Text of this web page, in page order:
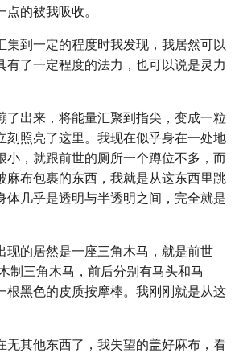
的被我吸收。
集到一定的程度时我发现，我居然可以
有了一定程度的法力，也可以说是灵力
了出来，将能量汇聚到指尖，变成一粒
刻照亮了这里。我现在似乎身在一处地
小，就跟前世的厕所一个蹲位不多，而
麻布包裹的东西，我就是从这东西里跳
体几乎是透明与半透明之间，完全就是
现的居然是一座三角木马，就是前世
制三角木马，前后分别有马头和马
根黑色的皮质按摩棒。我刚刚就是从这
无其他东西了，我失望的盖好麻布，看